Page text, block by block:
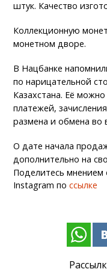
штук. Качество
Коллекционную
монетном дворе.
В Нацбанке
по нарицательной
Казахстана. Её
платежей,
размена и обмена во
О дате начала
дополнительно на
Поделитесь
Instagram поссылке